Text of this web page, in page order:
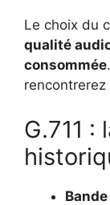
Le choix du
qualité
consommée
G.711 :